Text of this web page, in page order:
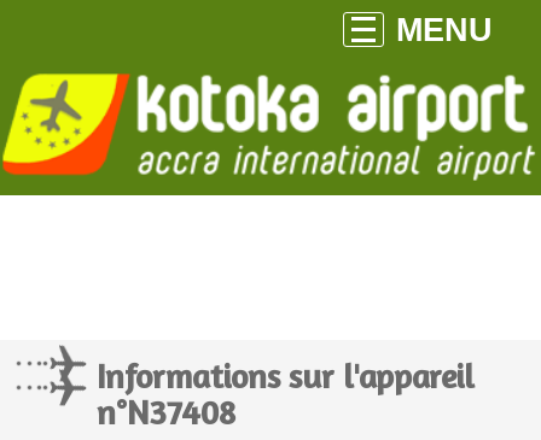
MENU
Informations sur l'appareil
n°N37408